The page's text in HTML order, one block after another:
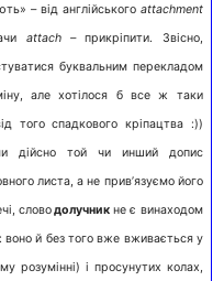
– від англійського attachment
attach –прикріпити. Звісно,
буквальним перекладом
але хотілося б все ж таки
того спадкового кріпацтва :))
дійсно той чи инший допис
листа, а не прив’язуємо його
словодолучник не є винаходом
воно й без того вже вживається у
розумінні) і просунутих колах,